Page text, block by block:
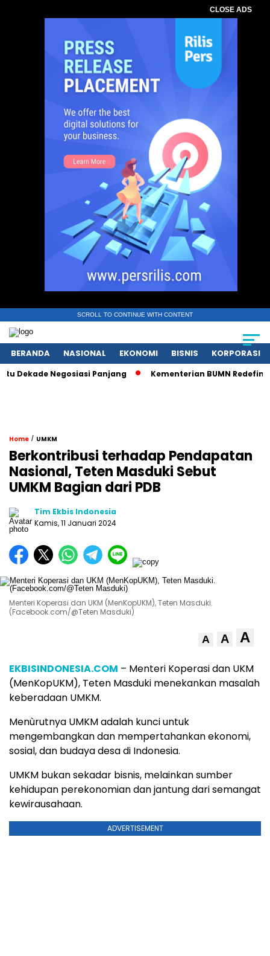
CLOSE ADS
SCROLL TO CONTINUE WITH CONTENT
BERANDA NASIONAL EKONOMI BISNIS KORPORASI
Negosiasi Panjang Kementerian BUMN Redefinisi
Home / UMKM
Berkontribusi terhadap Pendapatan
Nasional, Teten Masduki Sebut
UMKM Bagian dari PDB
Tim Ekbis Indonesia
Kamis, 11 Januari 2024
Menteri Koperasi dan UKM (MenKopUKM), Teten Masduki.
(Facebook.com/@Teten Masduki)
A A A
EKBISINDONESIA.COM – Menteri Koperasi dan UKM
(MenKopUKM), Teten Masduki menekankan masalah
keberadaan UMKM.
Menùrutnya UMKM adalah kunci untuk
mengembangkan dan mempertahankan ekonomi,
sosial, dan budaya desa di Indonesia.
UMKM bukan sekadar bisnis, melainkan sumber
kehidupan perekonomian dan jantung dari semangat
kewirausahaan.
ADVERTISEMENT